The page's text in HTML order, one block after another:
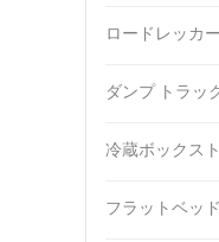
ロードレッカ
ダンプ トラッ
冷蔵ボックス
フラットベッ